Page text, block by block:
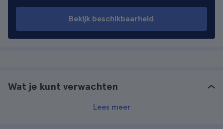
Bekijk beschikbaarheid
Wat je kunt verwachten
Lees meer